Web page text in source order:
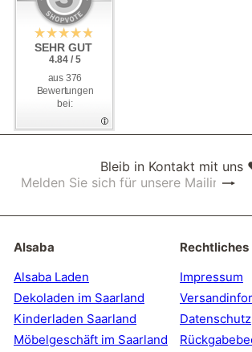
SEHR GUT
4.84 / 5
aus 376
Bewertungen
bei:
SEHR GUT
4.84 / 5
aus 376
Bewertungen
bei:
Bleib in Kontakt mit uns
Abonnieren
Melden
sich
unsere
Mailingliste
an
Alsaba
Alsaba Laden
Dekoladen im Saarland
Kinderladen Saarland
Möbelgeschäft im Saarland
Rechtliches
Impressum
Datenschutz